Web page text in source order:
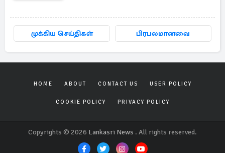
முக்கிய செய்திகள் பிரபலமானவை
HOME ABOUT CONTACT US USER POLICY
COOKIE POLICY PRIVACY POLICY
Copyrights © 2026 Lankasri News . All rights reserved.